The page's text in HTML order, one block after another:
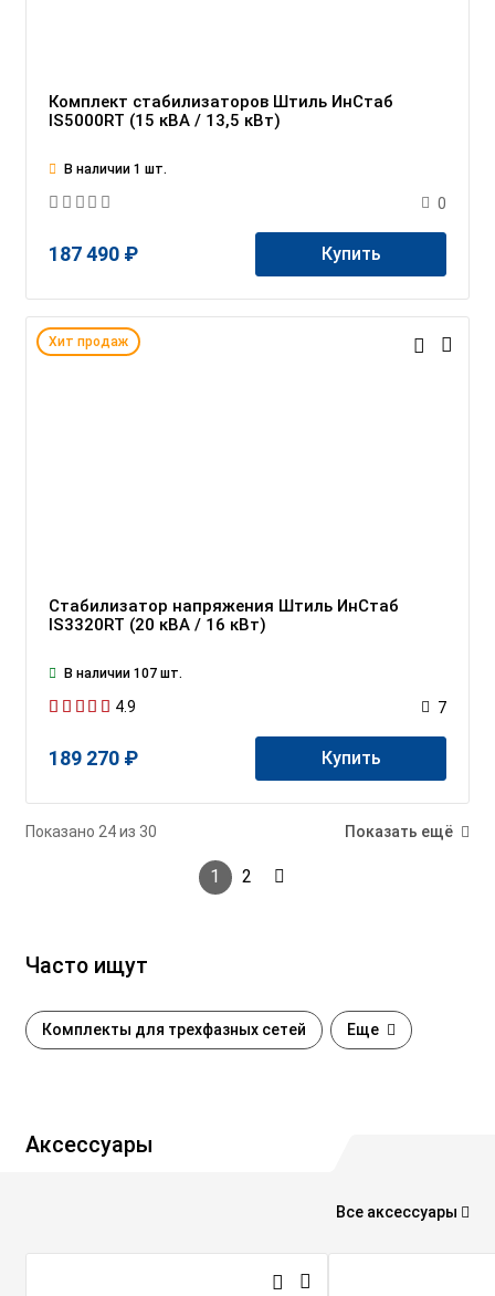
Комплект стабилизаторов Штиль ИнСтаб
IS5000RT (15 кВА / 13,5 кВт)
В наличии 1 шт.
0
187 490 ₽ Купить
Хит продаж
Стабилизатор напряжения Штиль ИнСтаб
IS3320RT (20 кВА / 16 кВт)
В наличии 107 шт.
4.9 7
189 270 ₽ Купить
Показано 24 из 30
1 2
Показать ещё
Часто ищут
Комплекты для трехфазных сетей Еще
Аксессуары
Все аксессуары